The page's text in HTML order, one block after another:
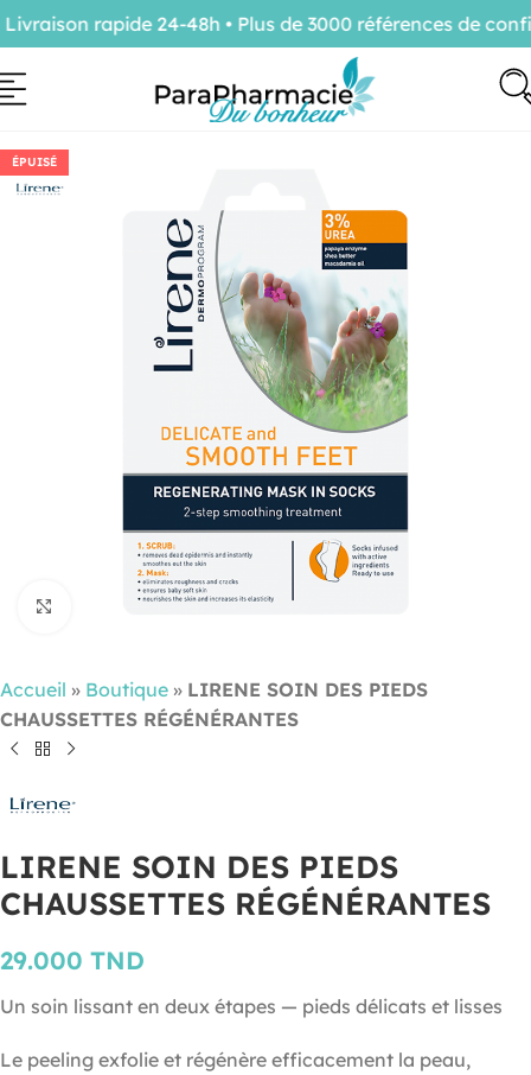
ÉPUISÉ
Cliquez pour agrandir
Accueil » Boutique » LIRENE SOIN DES PIEDS
CHAUSSETTES RÉGÉNÉRANTES
LIRENE SOIN DES PIEDS
CHAUSSETTES RÉGÉNÉRANTES
29.000 TND
Un soin lissant en deux étapes — pieds délicats et lisses
Le peeling exfolie et régénère efficacement la peau,
rapide 24-48h • Plus de 3000 références de